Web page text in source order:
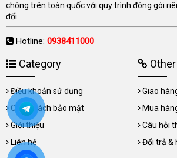
chóng trên toàn quốc với quy trình đóng gói
đối.
Hotline: 0938411000
Category
Điều khoản sử dụng
Chính sách bảo mật
Giới thiệu
Liên hệ
Other
Giao
Mua
Câu hỏi
Đổi trả &